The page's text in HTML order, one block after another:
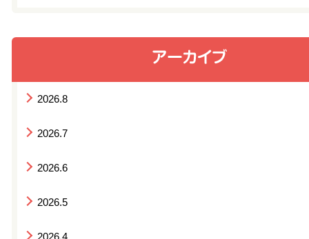
2026.8
2026.7
2026.6
2026.5
2026.4